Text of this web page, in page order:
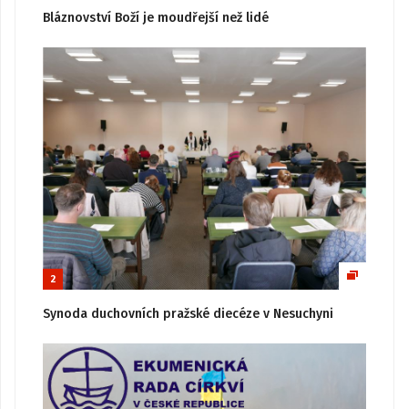
Bláznovství Boží je moudřejší než lidé
2
Synoda duchovních pražské diecéze v Nesuchyni